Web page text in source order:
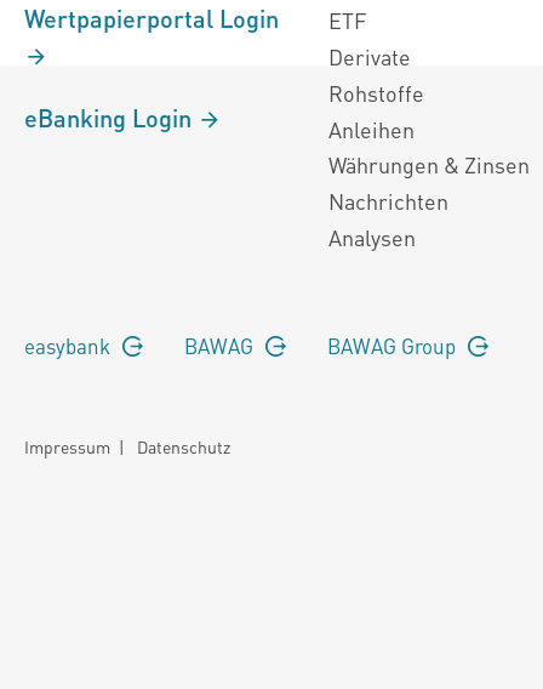
Wertpapierportal Login
eBanking Login
ETF
Derivate
Rohstoffe
Anleihen
Währungen & Zinsen
Nachrichten
Analysen
easybank BAWAG BAWAG Group
Impressum | Datenschutz